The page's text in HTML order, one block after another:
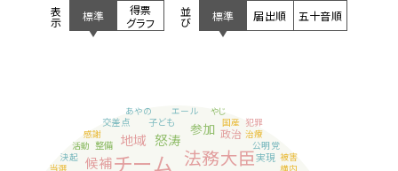
表示 標準
得票
グラフ
並び 標準 届出順 五十音順